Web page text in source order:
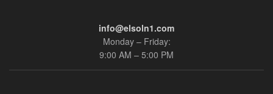
info@elsoln1.com
Monday – Friday:
9:00 AM – 5:00 PM